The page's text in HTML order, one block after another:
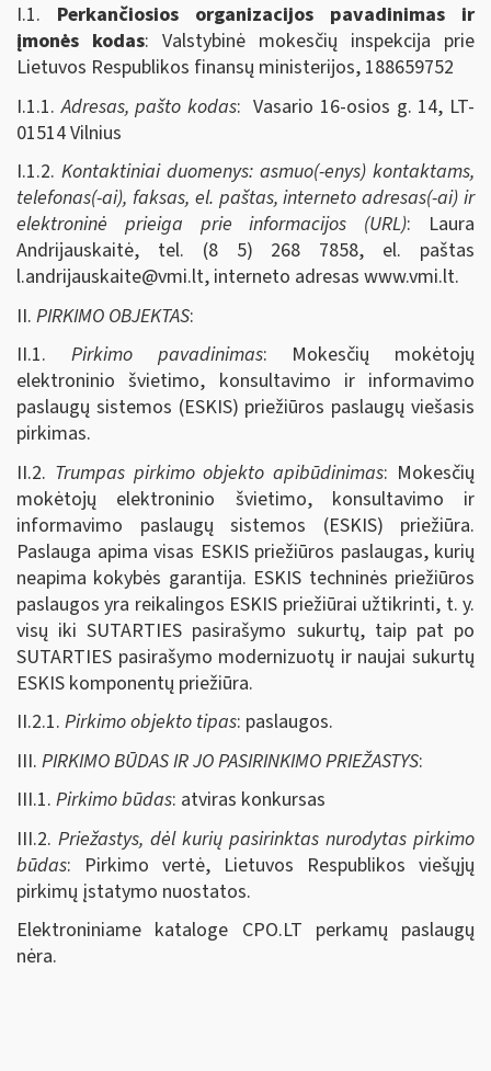
I.1. Perkančiosios organizacijos pavadinimas ir
įmonės kodas: Valstybinė mokesčių inspekcija prie
Lietuvos Respublikos finansų ministerijos, 188659752
I.1.1.Adresas, pašto kodas: Vasario 16-osios g. 14, LT-
01514 Vilnius
I.1.2. Kontaktiniai duomenys: asmuo(-enys) kontaktams,
telefonas(-ai), faksas, el. paštas, interneto adresas(-ai) ir
elektroninė prieiga prie informacijos (URL): Laura
Andrijauskaitė, tel. (8 5) 268 7858, el. paštas
l.andrijauskaite@vmi.lt, interneto adresas www.vmi.lt.
II. PIRKIMO OBJEKTAS:
II.1. Pirkimo pavadinimas: Mokesčių mokėtojų
elektroninio švietimo, konsultavimo ir informavimo
paslaugų sistemos (ESKIS) priežiūros paslaugų viešasis
pirkimas.
II.2. Trumpas pirkimo objekto apibūdinimas: Mokesčių
mokėtojų elektroninio švietimo, konsultavimo ir
informavimo paslaugų sistemos (ESKIS) priežiūra.
Paslauga apima visas ESKIS priežiūros paslaugas, kurių
neapima kokybės garantija. ESKIS techninės priežiūros
paslaugos yra reikalingos ESKIS priežiūrai užtikrinti, t. y.
visų iki SUTARTIES pasirašymo sukurtų, taip pat po
SUTARTIES pasirašymo modernizuotų ir naujai sukurtų
ESKIS komponentų priežiūra.
II.2.1. Pirkimo objekto tipas: paslaugos.
III. PIRKIMO BŪDAS IR JO PASIRINKIMO PRIEŽASTYS:
III.1. Pirkimo būdas: atviras konkursas
III.2. Priežastys, dėl kurių pasirinktas nurodytas pirkimo
būdas: Pirkimo vertė, Lietuvos Respublikos viešųjų
pirkimų įstatymo nuostatos.
Elektroniniame kataloge CPO.LT perkamų paslaugų
nėra.